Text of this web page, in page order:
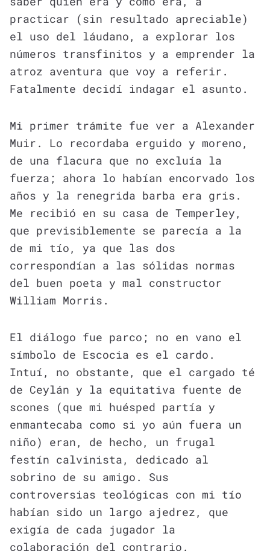
practicar (sin resultado apreciable)
el uso del láudano, a explorar los
números transfinitos y a emprender la
atroz aventura que voy a referir.
Fatalmente decidí indagar el asunto.
Mi primer trámite fue ver a Alexander
Muir. Lo recordaba erguido y moreno,
de una flacura que no excluía la
fuerza; ahora lo habían encorvado los
años y la renegrida barba era gris.
Me recibió en su casa de Temperley,
que previsiblemente se parecía a la
de mi tío, ya que las dos
correspondían a las sólidas normas
del buen poeta y mal constructor
William Morris.
El diálogo fue parco; no en vano el
símbolo de Escocia es el cardo.
Intuí, no obstante, que el cargado té
de Ceylán y la equitativa fuente de
scones (que mi huésped partía y
enmantecaba como si yo aún fuera un
niño) eran, de hecho, un frugal
festín calvinista, dedicado al
sobrino de su amigo. Sus
controversias teológicas con mi tío
habían sido un largo ajedrez, que
exigía de cada jugador la
colaboración del contrario.